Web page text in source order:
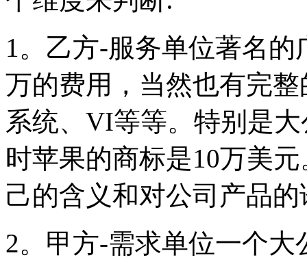
1。乙方-服务单位著名
万的费用，当然也有完
系统、VI等等。特别是
时苹果的商标是10万美
己的含义和对公司产品的
2。甲方-需求单位一个